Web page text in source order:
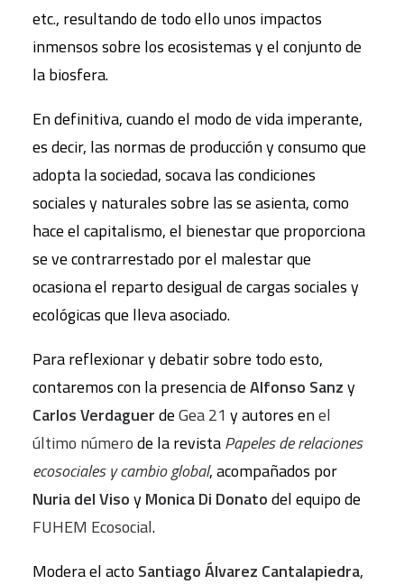
etc., resultando de todo ello unos impactos
inmensos sobre los ecosistemas y el conjunto de
la biosfera.
En definitiva, cuando el modo de vida imperante,
es decir, las normas de producción y consumo que
adopta la sociedad, socava las condiciones
sociales y naturales sobre las se asienta, como
hace el capitalismo, el bienestar que proporciona
se ve contrarrestado por el malestar que
ocasiona el reparto desigual de cargas sociales y
ecológicas que lleva asociado.
Para reflexionar y debatir sobre todo esto,
contaremos con la presencia deAlfonso Sanzy
Carlos VerdaguerdeGea 21 y autores enel
último númerode la revistaPapeles de relaciones
ecosociales y cambio global, acompañados por
Nuria del VisoyMonica Di Donatodel equipo de
FUHEM Ecosocial.
Modera el acto Santiago Álvarez Cantalapiedra,